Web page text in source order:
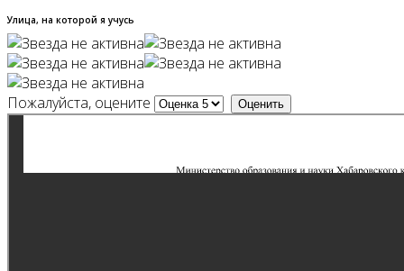
Улица, на которой я учусь
Пожалуйста, оцените